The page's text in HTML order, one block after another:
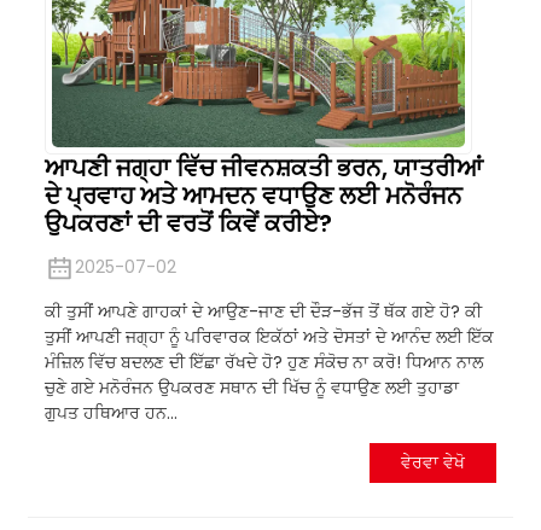
ਆਪਣੀ ਜਗ੍ਹਾ ਵਿੱਚ ਜੀਵਨਸ਼ਕਤੀ ਭਰਨ, ਯਾਤਰੀਆਂ
ਦੇ ਪ੍ਰਵਾਹ ਅਤੇ ਆਮਦਨ ਵਧਾਉਣ ਲਈ ਮਨੋਰੰਜਨ
ਉਪਕਰਣਾਂ ਦੀ ਵਰਤੋਂ ਕਿਵੇਂ ਕਰੀਏ?
2025-07-02
ਕੀ ਤੁਸੀਂ ਆਪਣੇ ਗਾਹਕਾਂ ਦੇ ਆਉਣ-ਜਾਣ ਦੀ ਦੌੜ-ਭੱਜ ਤੋਂ ਥੱਕ ਗਏ ਹੋ? ਕੀ
ਤੁਸੀਂ ਆਪਣੀ ਜਗ੍ਹਾ ਨੂੰ ਪਰਿਵਾਰਕ ਇਕੱਠਾਂ ਅਤੇ ਦੋਸਤਾਂ ਦੇ ਆਨੰਦ ਲਈ ਇੱਕ
ਮੰਜ਼ਿਲ ਵਿੱਚ ਬਦਲਣ ਦੀ ਇੱਛਾ ਰੱਖਦੇ ਹੋ? ਹੁਣ ਸੰਕੋਚ ਨਾ ਕਰੋ! ਧਿਆਨ ਨਾਲ
ਚੁਣੇ ਗਏ ਮਨੋਰੰਜਨ ਉਪਕਰਣ ਸਥਾਨ ਦੀ ਖਿੱਚ ਨੂੰ ਵਧਾਉਣ ਲਈ ਤੁਹਾਡਾ
ਗੁਪਤ ਹਥਿਆਰ ਹਨ...
ਵੇਰਵਾ ਵੇਖੋ